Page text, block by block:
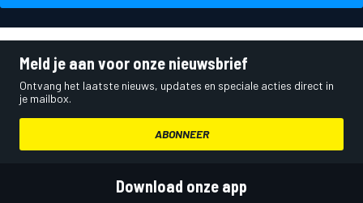
Meld je aan voor onze nieuwsbrief
Ontvang het laatste nieuws, updates en speciale acties direct in
je mailbox.
ABONNEER
Download onze app